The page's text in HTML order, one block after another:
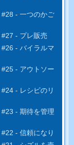
- 一つのかご
- プレ販売
- バイラルマ
- アウトソー
- レシピのリ
- 期待を管理
- 信頼になり